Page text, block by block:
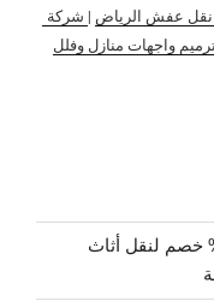
نقل عفش الرياض | شركة
واجهات منازل وفلل
نقل وتخزين عفش بالرياض بـ33% خصم لنقل أثاث